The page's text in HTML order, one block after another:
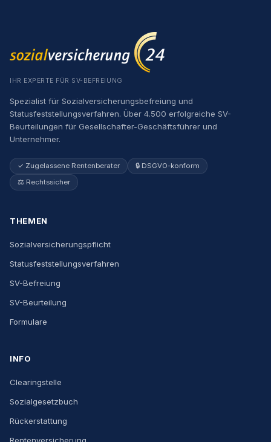
IHR EXPERTE FÜR SV-BEFREIUNG
Spezialist für Sozialversicherungsbefreiung und
Statusfeststellungsverfahren. Über 4.500 erfolgreiche SV-
Beurteilungen für Gesellschafter-Geschäftsführer und
Unternehmer.
✓ Zugelassene Rentenberater
🔒 DSGVO-konform
⚖️ Rechtssicher
THEMEN
Sozialversicherungspflicht
Statusfeststellungsverfahren
SV-Befreiung
SV-Beurteilung
Formulare
INFO
Clearingstelle
Sozialgesetzbuch
Rückerstattung